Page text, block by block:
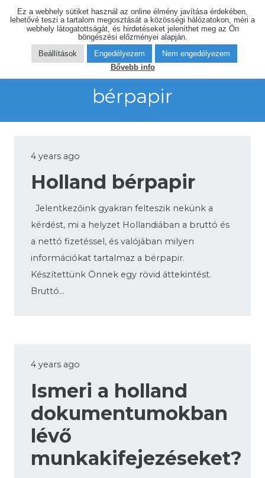
bérpapir
4 years ago
Holland bérpapir
Jelentkezőink gyakran felteszik nekünk a
kérdést, mi a helyzet Hollandiában a bruttó és
a nettó fizetéssel, és valójában milyen
információkat tartalmaz a bérpapir.
Készítettünk Önnek egy rövid áttekintést.
Bruttó…
4 years ago
Ismeri a holland
dokumentumokban
lévő
munkakifejezéseket?
Ez a webhely sütiket használ az online élmény javítása érdekében,
lehetővé teszi a tartalom megosztását a közösségi hálózatokon, méri a
webhely látogatottságát, és hirdetéseket jeleníthet meg az Ön
böngészési előzményei alapján.
Beállítások
Engedélyezem
Nem engedélyezem
Bővebb info